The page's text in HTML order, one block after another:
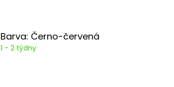
Barva: Černo-červená
1 - 2 týdny